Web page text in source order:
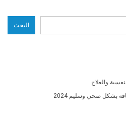
البحث
والعلاج
بشكل صحي وسليم 2024